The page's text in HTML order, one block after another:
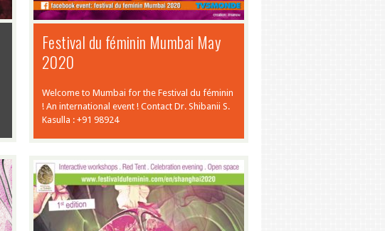
Festival du féminin Mumbai May
2020
Welcome to Mumbai for the Festival du féminin
! An international event ! Contact Dr. Shibanii S.
Kasulla : +91 98924